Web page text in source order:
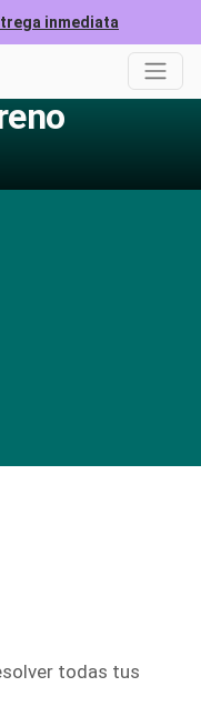
inmediata
todas tus